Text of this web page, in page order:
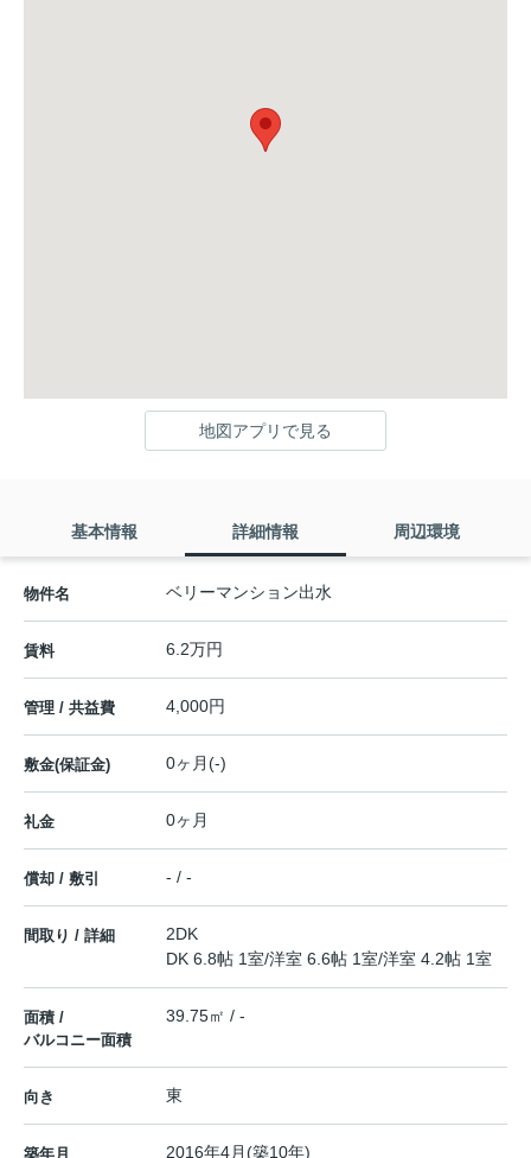
地図アプリで見る
基本情報 詳細情報 周辺環境
物件名 ベリーマンション出水
賃料 6.2万円
管理 / 共益費 4,000円
敷金(保証金) 0ヶ月(-)
礼金 0ヶ月
償却 / 敷引 - / -
間取り / 詳細
2DK
DK 6.8帖 1室/洋室 6.6帖 1室/洋室 4.2帖 1室
面積 /
バルコニー面積
39.75㎡ / -
向き 東
築年月 2016年4月(築10年)